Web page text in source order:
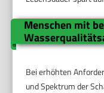
Menschen mit
Bei erhöhten
und Spektrum der